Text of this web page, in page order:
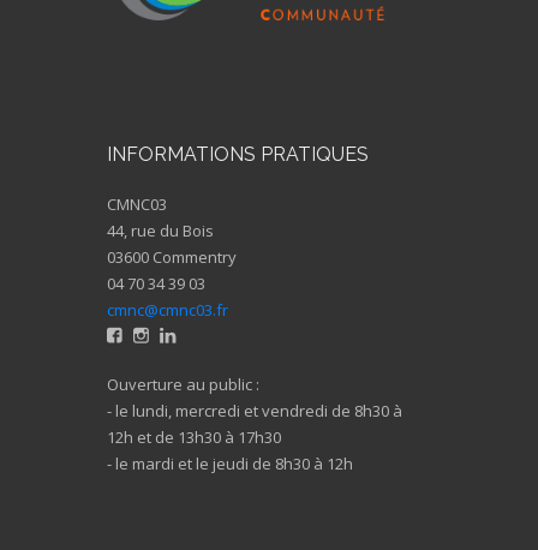
INFORMATIONS PRATIQUES
CMNC03
44, rue du Bois
03600 Commentry
04 70 34 39 03
cmnc@cmnc03.fr
Ouverture au public :
- le lundi, mercredi et vendredi de 8h30 à
12h et de 13h30 à 17h30
- le mardi et le jeudi de 8h30 à 12h